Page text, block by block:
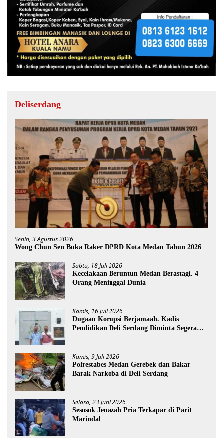
Deliserdang
Senin, 3 Agustus 2026
Wong Chun Sen Buka Raker DPRD Kota Medan Tahun 2026
Sabtu, 18 Juli 2026
Kecelakaan Beruntun Medan Berastagi. 4
Orang Meninggal Dunia
Kamis, 16 Juli 2026
Dugaan Korupsi Berjamaah. Kadis
Pendidikan Deli Serdang Diminta Segera
Kamis, 9 Juli 2026
Polrestabes Medan Gerebek dan Bakar
Barak Narkoba di Deli Serdang
Selasa, 23 Juni 2026
Sesosok Jenazah Pria Terkapar di Parit
Marindal